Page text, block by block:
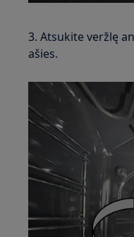
3. Atsukite veržlę
ašies.